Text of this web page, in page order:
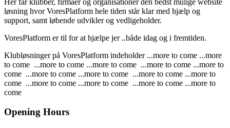
løsning hvor VoresPlatform hele tiden står klar med hjælp og
support, samt løbende udvikler og vedligeholder.
VoresPlatform er til for at hjælpe jer ..både idag og i fremtiden.
Klubløsninger på VoresPlatform indeholder ...more to come ...more
to come ...more to come ...more to come ...more to come ...more to
come ...more to come ...more to come ...more to come ...more to
come ...more to come ...more to come ...more to come ...more to
come
Opening Hours